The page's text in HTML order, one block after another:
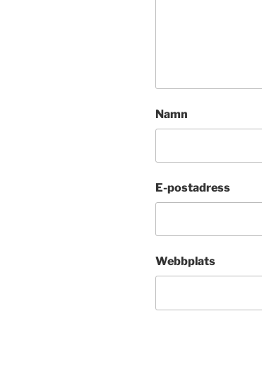
Namn
E-postadress
Webbplats